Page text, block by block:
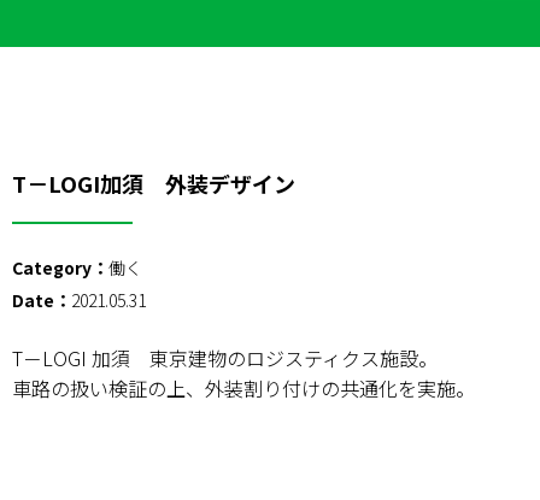
T－LOGI加須 外装デザイン
Category： 働く
Date： 2021.05.31
T－LOGI 加須 東京建物のロジスティクス施設。
車路の扱い検証の上、外装割り付けの共通化を実施。